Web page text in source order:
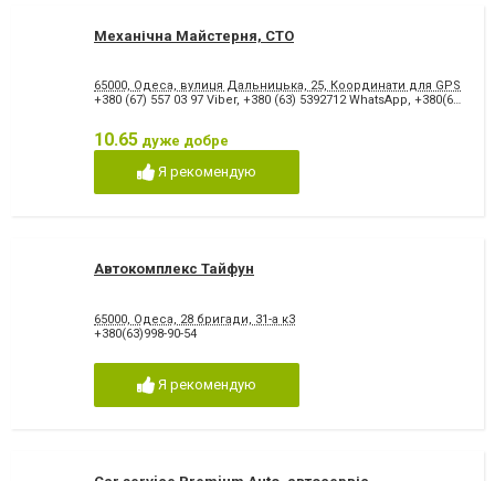
Механічна Майстерня, СТО
65000, Одеса, вулиця Дальницька, 25, Координати для GPS
+380 (67) 557 03 97 Viber, +380 (63) 5392712 WhatsApp, +380(68)770-62-00
10.65 дуже добре
Я рекомендую
Автокомплекс Тайфун
65000, Одеса, 28 бригади, 31-а к3
+380(63)998-90-54
Я рекомендую